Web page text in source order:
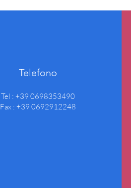
Telefono
Tel : +39 0698353490
Fax : +39 0692912248